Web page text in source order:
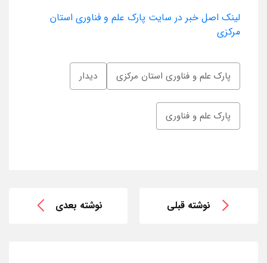
لینک اصل خبر در سایت پارک علم و فناوری استان
مرکزی
پارک علم و فناوری استان مرکزی دیدار
پارک علم و فناوری
نوشته قبلی نوشته بعدی